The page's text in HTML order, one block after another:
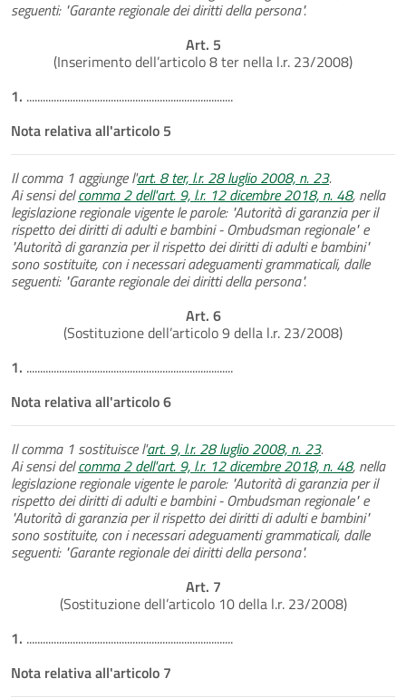
seguenti: "Garante regionale dei diritti della persona".
Art. 5
(Inserimento dell’articolo 8 ter nella l.r. 23/2008)
1. ............................................................................
Nota relativa all'articolo 5
Il comma 1 aggiunge l'art. 8 ter, l.r. 28 luglio 2008, n. 23.
Ai sensi delcomma 2 dell'art. 9, l.r. 12 dicembre 2018, n. 48, nella
legislazione regionale vigente le parole: "Autorità di garanzia per il
rispetto dei diritti di adulti e bambini - Ombudsman regionale" e
"Autorità di garanzia per il rispetto dei diritti di adulti e bambini"
sono sostituite, con i necessari adeguamenti grammaticali, dalle
seguenti: "Garante regionale dei diritti della persona".
Art. 6
(Sostituzione dell’articolo 9 della l.r. 23/2008)
1. ............................................................................
Nota relativa all'articolo 6
Il comma 1 sostituisce l'art. 9, l.r. 28 luglio 2008, n. 23.
Ai sensi delcomma 2 dell'art. 9, l.r. 12 dicembre 2018, n. 48, nella
legislazione regionale vigente le parole: "Autorità di garanzia per il
rispetto dei diritti di adulti e bambini - Ombudsman regionale" e
"Autorità di garanzia per il rispetto dei diritti di adulti e bambini"
sono sostituite, con i necessari adeguamenti grammaticali, dalle
seguenti: "Garante regionale dei diritti della persona".
Art. 7
(Sostituzione dell’articolo 10 della l.r. 23/2008)
1. ............................................................................
Nota relativa all'articolo 7